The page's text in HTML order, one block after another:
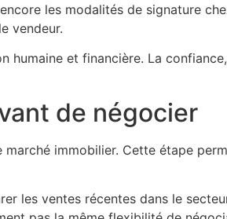
les modalités de signature
vendeur.
et financière. La
de négocier
immobilier. Cette étape
les ventes récentes dans le